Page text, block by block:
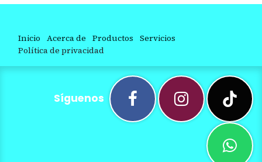
Inicio Acerca de Productos Servicios
Política de privacidad
Síguenos